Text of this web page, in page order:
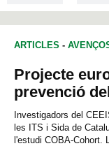
ARTICLES -
Projecte
prevenció
Investigadors del
les ITS i Sida de
l'estudi COBA-Cohort.